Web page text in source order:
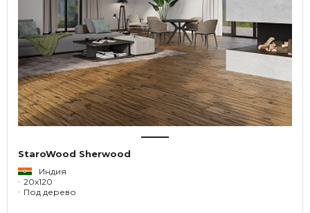
StaroWood Sherwood
Индия
20x120
Под дерево